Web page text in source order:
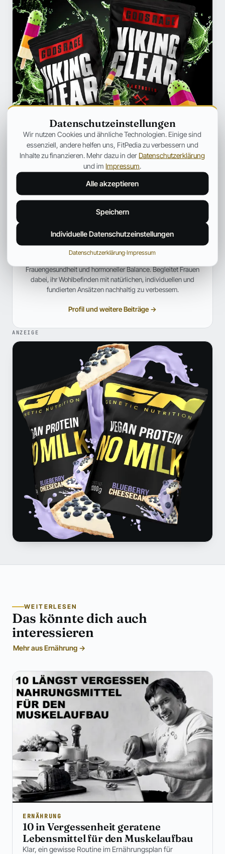
Anna Hartwig
Frauengesundheit und hormoneller Balance. Begleitet Frauen
dabei, ihr Wohlbefinden mit natürlichen, individuellen und
fundierten Ansätzen nachhaltig zu verbessern.
Profil und weitere Beiträge →
ANZEIGE
WEITERLESEN
Das könnte dich auch
interessieren
Mehr aus Ernährung →
ERNÄHRUNG
10 in Vergessenheit geratene
Lebensmittel für den Muskelaufbau
Klar, ein gewisse Routine im Ernährungsplan für
Datenschutzeinstellungen
Wir nutzen Cookies und ähnliche Technologien. Einige sind
essenziell, andere helfen uns, FitPedia zu verbessern und
Inhalte zu finanzieren. Mehr dazu in der Datenschutzerklärung
und im Impressum
Alle akzeptieren
Speichern
Individuelle Datenschutzeinstellungen
Datenschutzerklärung·Impressum